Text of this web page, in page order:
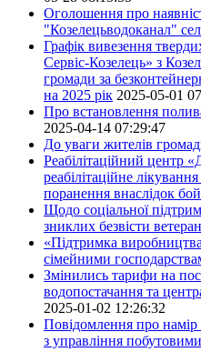
Оголошення про
"Козелецьводоканал"
Графік вивезення
Сервіс-Козелець» з
громади за
на 2025 рік 2025-05-01
Про встановлення
2025-04-14 07:29:47
До уваги жителів
Реабілітаційний центр
реабілітаційне
поранення внаслідок
Щодо соціальної
зниклих безвісти
«Підтримка
сімейними
Змінились тарифи на
водопостачання та
2025-01-02 12:26:32
Повідомлення про
з управління